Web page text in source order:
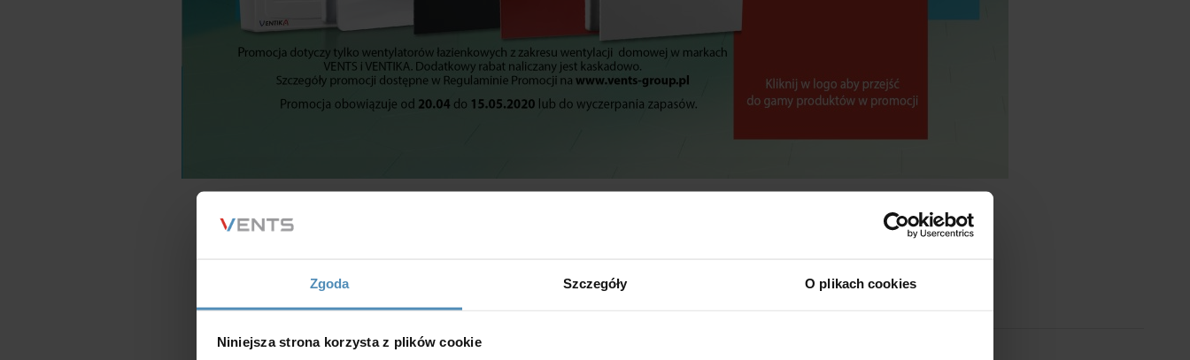
Zgoda Szczegóły O plikach cookies
Niniejsza strona korzysta z plików cookie